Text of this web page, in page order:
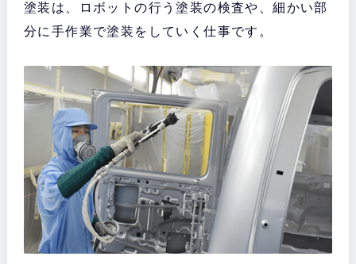
塗装は、ロボットの行う塗装の検査や、細かい部
分に手作業で塗装をしていく仕事です。